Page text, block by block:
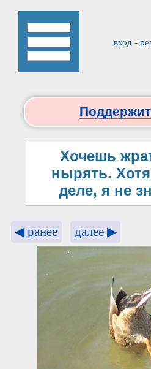
вход -
Хочешь
нырять.
деле, я не
◀ ранее далее ▶